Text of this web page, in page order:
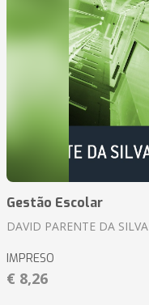
Gestão Escolar
DAVID PARENTE DA SILVA
IMPRESO
€ 8,26